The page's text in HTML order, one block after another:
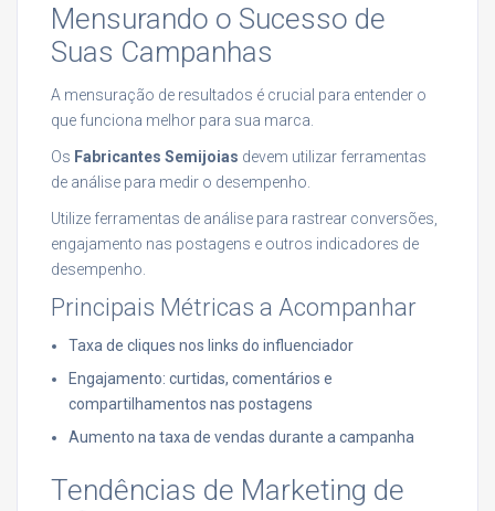
Mensurando o Sucesso de
Suas Campanhas
A mensuração de resultados é crucial para entender o
que funciona melhor para sua marca.
Os Fabricantes Semijoias devem utilizar ferramentas
de análise para medir o desempenho.
Utilize ferramentas de análise para rastrear conversões,
engajamento nas postagens e outros indicadores de
desempenho.
Principais Métricas a Acompanhar
Taxa de cliques nos links do influenciador
Engajamento: curtidas, comentários e
compartilhamentos nas postagens
Aumento na taxa de vendas durante a campanha
Tendências de Marketing de